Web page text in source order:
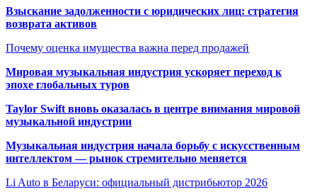
Взыскание задолженности с юридических лиц: стратегия
возврата активов
Почему оценка имущества важна перед продажей
Мировая музыкальная индустрия ускоряет переход к
эпохе глобальных туров
Taylor Swift вновь оказалась в центре внимания мировой
музыкальной индустрии
Музыкальная индустрия начала борьбу с искусственным
интеллектом — рынок стремительно меняется
Li Auto в Беларуси: официальный дистрибьютор 2026